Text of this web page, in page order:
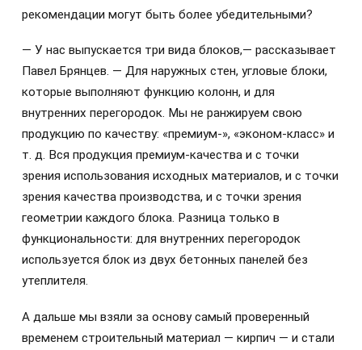
рекомендации могут быть более убедительными?
— У нас выпускается три вида блоков,— рассказывает
Павел Брянцев. — Для наружных стен, угловые блоки,
которые выполняют функцию колонн, и для
внутренних перегородок. Мы не ранжируем свою
продукцию по качеству: «премиум-», «эконом-класс» и
т. д. Вся продукция премиум-качества и с точки
зрения использования исходных материалов, и с точки
зрения качества производства, и с точки зрения
геометрии каждого блока. Разница только в
функциональности: для внутренних перегородок
используется блок из двух бетонных панелей без
утеплителя.
А дальше мы взяли за основу самый проверенный
временем строительный материал — кирпич — и стали